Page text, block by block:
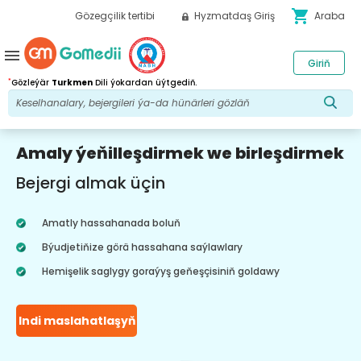
Gözegçilik tertibi Hyzmatdaş Giriş shopping_cart Araba
*Gözleýär Turkmen Dili ýokardan üýtgediň.
Giriň
menu
Amaly ýeňilleşdirmek we birleşdirmek
Bejergi almak üçin
Amatly hassahanada boluň
Býudjetiňize görä hassahana saýlawlary
Hemişelik saglygy goraýyş geňeşçisiniň goldawy
Indi maslahatlaşyň